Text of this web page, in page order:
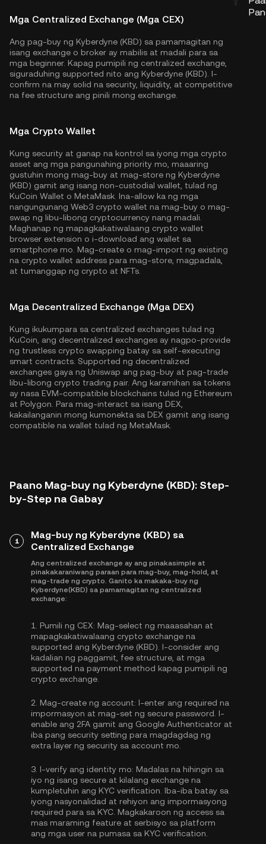
Mga Centralized Exchange (Mga CEX)
Ang pag-buy ng Kyberdyne (KBD) sa pamamagitan ng
isang exchange o broker ay mabilis at madali para sa
mga beginner. Kapag pumipili ng centralized exchange,
siguraduhing supported nito ang Kyberdyne (KBD). I-
confirm na may solid na security, liquidity, at competitive
na fee structure ang pinili mong exchange.
Mga Crypto Wallet
Kung security at ganap na kontrol sa iyong mga crypto
asset ang mga pangunahing priority mo, maaaring
gustuhin mong mag-buy at mag-store ng Kyberdyne
(KBD) gamit ang isang non-custodial wallet, tulad ng
KuCoin Wallet o MetaMask. Ina-allow ka ng mga
nangungunang Web3 crypto wallet na mag-buy o mag-
swap ng libu-libong cryptocurrency nang madali.
Maghanap ng mapagkakatiwalaang crypto wallet
browser extension o i-download ang wallet sa
smartphone mo. Mag-create o mag-import ng existing
na crypto wallet address para mag-store, magpadala,
at tumanggap ng crypto at NFTs.
Mga Decentralized Exchange (Mga DEX)
Kung ikukumpara sa centralized exchanges tulad ng
KuCoin, ang decentralized exchanges ay nagpo-provide
ng trustless crypto swapping batay sa self-executing
smart contracts. Supported ng decentralized
exchanges gaya ng Uniswap ang pag-buy at pag-trade
libu-libong crypto trading pair. Ang karamihan sa tokens
ay nasa EVM-compatible blockchains tulad ng Ethereum
at Polygon . Para mag-interact sa isang DEX,
kakailanganin mong kumonekta sa DEX gamit ang isang
compatible na wallet tulad ng MetaMask.
Paano Mag-buy ng Kyberdyne (KBD): Step-
by-Step na Gabay
1
Mag-buy ng Kyberdyne (KBD) sa
Centralized Exchange
Ang centralized exchange ay ang pinakasimple at
pinakakaraniwang paraan para mag-buy, mag-hold, at
mag-trade ng crypto. Ganito ka makaka-buy ng
Kyberdyne(KBD) sa pamamagitan ng centralized
exchange:
1. Pumili ng CEX: Mag-select ng maaasahan at
mapagkakatiwalaang crypto exchange na
supported ang Kyberdyne (KBD). I-consider ang
kadalian ng paggamit, fee structure, at mga
supported na payment method kapag pumipili ng
crypto exchange.
2. Mag-create ng account: I-enter ang required na
impormasyon at mag-set ng secure password. I-
enable ang 2FA gamit ang Google Authenticator at
iba pang security setting para magdagdag ng
extra layer ng security sa account mo.
3. I-verify ang identity mo: Madalas na hihingin sa
iyo ng isang secure at kilalang exchange na
kumpletuhin ang KYC verification . Iba-iba batay sa
iyong nasyonalidad at rehiyon ang impormasyong
required para sa KYC. Magkakaroon ng access sa
mas maraming feature at serbisyo sa platform
ang mga user na pumasa sa KYC verification.